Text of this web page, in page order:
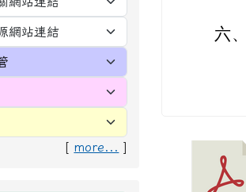
[ more... ]
六、